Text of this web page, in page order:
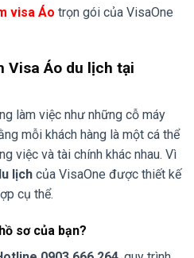
visa Áo trọn gói của VisaOne
Visa Áo du lịch tại
làm việc như những cỗ máy
mỗi khách hàng là một cá thể
việc và tài chính khác nhau. Vì
lịch của VisaOne được thiết kế
cụ thể.
sơ của bạn?